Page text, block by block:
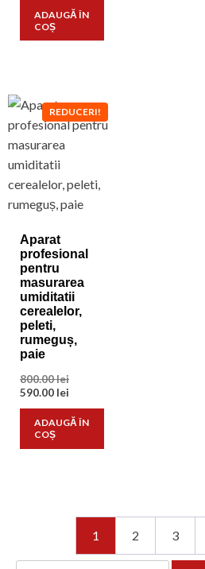
fost:
este:
ADAUGĂ ÎN
COȘ
REDUCERI!
Aparat
profesional
pentru
masurarea
umiditatii
cerealelor,
peleti,
rumeguș,
paie
800.00leiPrețul
fost:
590.00 lei
este:
ADAUGĂ ÎN
COȘ
1 2 3